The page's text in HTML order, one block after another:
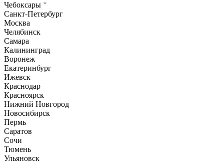
Чебоксары
Санкт-Петербург
Москва
Челябинск
Самара
Калининград
Воронеж
Екатеринбург
Ижевск
Краснодар
Красноярск
Нижний Новгород
Новосибирск
Пермь
Саратов
Сочи
Тюмень
Ульяновск